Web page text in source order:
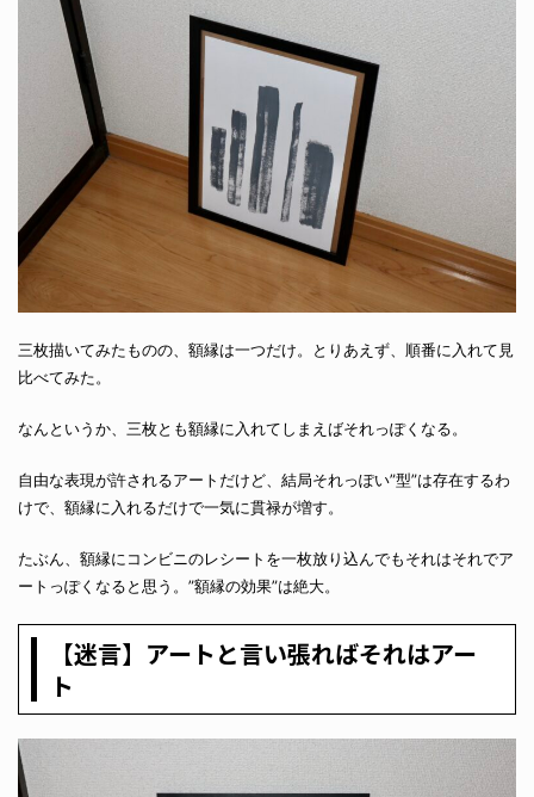
三枚描いてみたものの、額縁は一つだけ。とりあえず、順番に入れて見
比べてみた。
なんというか、三枚とも額縁に入れてしまえばそれっぽくなる。
自由な表現が許されるアートだけど、結局それっぽい”型”は存在するわ
けで、額縁に入れるだけで一気に貫禄が増す。
たぶん、額縁にコンビニのレシートを一枚放り込んでもそれはそれでア
ートっぽくなると思う。”額縁の効果”は絶大。
【迷言】アートと言い張ればそれはアー
ト